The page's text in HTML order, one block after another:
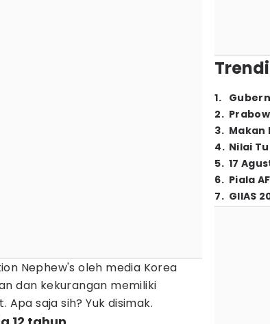
Nephew's oleh media Korea
dan kekurangan memiliki
saja sih? Yuk disimak.
1.
2.
3. Makan
4. Nilai
5. 17
6. Piala
7. GIIAS